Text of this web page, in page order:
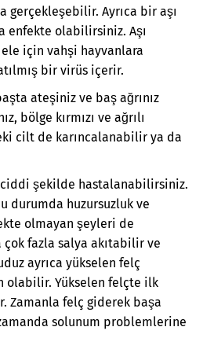
gerçekleşebilir. Ayrıca bir aşı
enfekte olabilirsiniz. Aşı
için vahşi hayvanlara
bir virüs içerir.
ateşiniz ve baş ağrınız
bölge kırmızı ve ağrılı
cilt de karıncalanabilir ya da
ciddi şekilde hastalanabilirsiniz.
durumda huzursuzluk ve
olmayan şeyleri de
çok fazla salya akıtabilir ve
ayrıca yükselen felç
olabilir. Yükselen felçte ilk
Zamanla felç giderek başa
solunum problemlerine